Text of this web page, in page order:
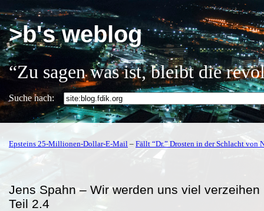
>b's weblog
“Zu sagen was ist, bleibt die
Suche nach:
Epsteins 25-Millionen-Dollar-E-Mail – Fällt “Dr.” Drosten in der Schlacht von
Jens Spahn – Wir werden uns viel verzeihen
Teil 2.4